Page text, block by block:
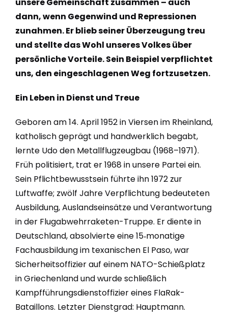
unsere Gemeinschaft zusammen – auch
dann, wenn Gegenwind und Repressionen
zunahmen. Er blieb seiner Überzeugung treu
und stellte das Wohl unseres Volkes über
persönliche Vorteile. Sein Beispiel verpflichtet
uns, den eingeschlagenen Weg fortzusetzen.
Ein Leben in Dienst und Treue
Geboren am 14. April 1952 in Viersen im Rheinland,
katholisch geprägt und handwerklich begabt,
lernte Udo den Metallflugzeugbau (1968–1971).
Früh politisiert, trat er 1968 in unsere Partei ein.
Sein Pflichtbewusstsein führte ihn 1972 zur
Luftwaffe; zwölf Jahre Verpflichtung bedeuteten
Ausbildung, Auslandseinsätze und Verantwortung
in der Flugabwehrraketen-Truppe. Er diente in
Deutschland, absolvierte eine 15‑monatige
Fachausbildung im texanischen El Paso, war
Sicherheitsoffizier auf einem NATO-Schießplatz
in Griechenland und wurde schließlich
Kampfführungsdienstoffizier eines FlaRak-
Bataillons. Letzter Dienstgrad: Hauptmann.